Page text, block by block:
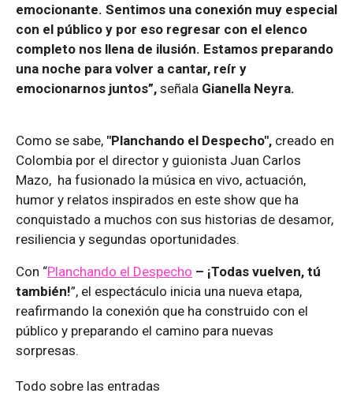
emocionante. Sentimos una conexión muy especial
con el público y por eso regresar con el elenco
completo nos llena de ilusión. Estamos preparando
una noche para volver a cantar, reír y
emocionarnos juntos”, señala Gianella Neyra.
Como se sabe, "Planchando el Despecho", creado en
Colombia por el director y guionista Juan Carlos
Mazo, ha fusionado la música en vivo, actuación,
humor y relatos inspirados en este show que ha
conquistado a muchos con sus historias de desamor,
resiliencia y segundas oportunidades.
Con “Planchando el Despecho – ¡Todas vuelven, tú
también!”, el espectáculo inicia una nueva etapa,
reafirmando la conexión que ha construido con el
público y preparando el camino para nuevas
sorpresas.
Todo sobre las entradas